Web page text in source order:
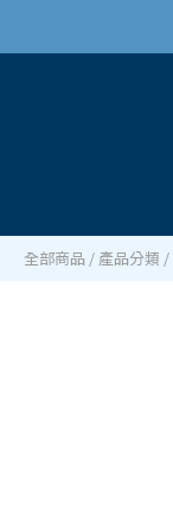
全部商品 / 產品分類 /